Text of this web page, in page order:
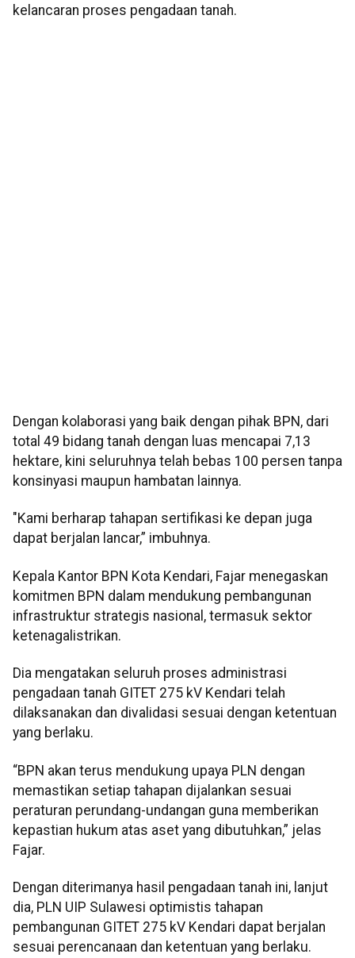
kelancaran proses pengadaan tanah.
Dengan kolaborasi yang baik dengan pihak BPN, dari
total 49 bidang tanah dengan luas mencapai 7,13
hektare, kini seluruhnya telah bebas 100 persen tanpa
konsinyasi maupun hambatan lainnya.
"Kami berharap tahapan sertifikasi ke depan juga
dapat berjalan lancar,” imbuhnya.
Kepala Kantor BPN Kota Kendari, Fajar menegaskan
komitmen BPN dalam mendukung pembangunan
infrastruktur strategis nasional, termasuk sektor
ketenagalistrikan.
Dia mengatakan seluruh proses administrasi
pengadaan tanah GITET 275 kV Kendari telah
dilaksanakan dan divalidasi sesuai dengan ketentuan
yang berlaku.
“BPN akan terus mendukung upaya PLN dengan
memastikan setiap tahapan dijalankan sesuai
peraturan perundang-undangan guna memberikan
kepastian hukum atas aset yang dibutuhkan,” jelas
Fajar.
Dengan diterimanya hasil pengadaan tanah ini, lanjut
dia, PLN UIP Sulawesi optimistis tahapan
pembangunan GITET 275 kV Kendari dapat berjalan
sesuai perencanaan dan ketentuan yang berlaku.